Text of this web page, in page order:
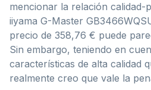
mencionar la relación calidad-
iiyama G-Master
precio de 358,76 € puede
Sin embargo, teniendo en
características de alta calidad
realmente creo que vale la